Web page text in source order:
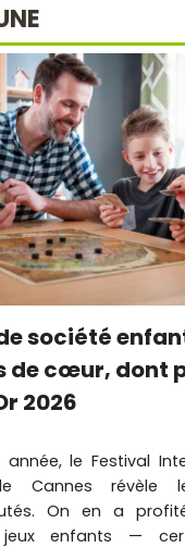
société
de cœur, dont
2026
année, le Festival
Cannes révèle
On en a
jeux enfants —